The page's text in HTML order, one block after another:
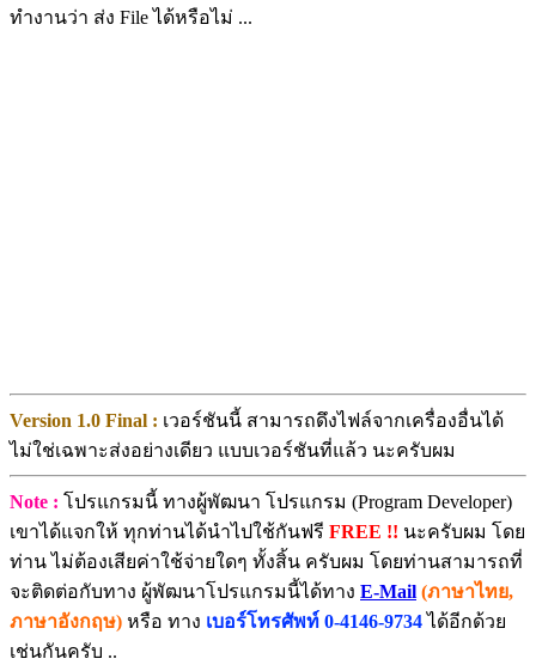
ทำงานว่า ส่ง File ได้หรือไม่ ...
Version 1.0 Final : เวอร์ชันนี้ สามารถดึงไฟล์จากเครื่องอื่นได้
ไม่ใช่เฉพาะส่งอย่างเดียว แบบเวอร์ชันที่แล้ว นะครับผม
Note : โปรแกรมนี้ ทางผู้พัฒนา โปรแกรม (Program Developer)
เขาได้แจกให้ ทุกท่านได้นำไปใช้กันฟรี FREE !! นะครับผม โดย
ท่าน ไม่ต้องเสียค่าใช้จ่ายใดๆ ทั้งสิ้น ครับผม โดยท่านสามารถที่
จะติดต่อกับทาง ผู้พัฒนาโปรแกรมนี้ได้ทาง E-Mail (ภาษาไทย,
ภาษาอังกฤษ) หรือ ทาง เบอร์โทรศัพท์ 0-4146-9734 ได้อีกด้วย
เช่นกันครับ ..